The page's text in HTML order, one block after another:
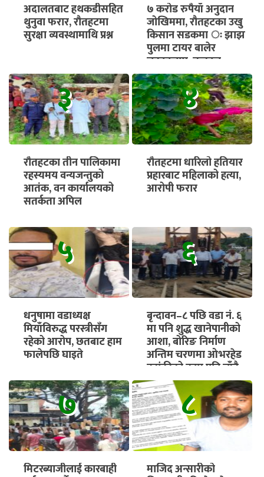
अदालतबाट हथकडीसहित
थुनुवा फरार, रौतहटमा
सुरक्षा व्यवस्थामाथि प्रश्न
७ करोड रुपैयाँ अनुदान
जोखिममा, रौतहटका उखु
किसान सडकमा ः झाझ
पुलमा टायर बालेर
चक्काजाम, तत्काल
भुक्तानी सुनिश्चित गर्न माग
३
रौतहटका तीन पालिकामा
रहस्यमय वन्यजन्तुको
आतंक, वन कार्यालयको
सतर्कता अपिल
४
रौतहटमा धारिलो हतियार
प्रहारबाट महिलाको हत्या,
आरोपी फरार
५
धनुषामा वडाध्यक्ष
मियाँविरुद्ध परस्त्रीसँग
रहेको आरोप, छतबाट हाम
फालेपछि घाइते
६
बृन्दावन–८ पछि वडा नं. ६
मा पनि शुद्ध खानेपानीको
आशा, बोरिङ निर्माण
अन्तिम चरणमा ओभरहेड
ट्यांकीको काम पनि चाँडै
सुरु हुने
७
मिटरब्याजीलाई कारबाही
८
माजिद अन्सारीको